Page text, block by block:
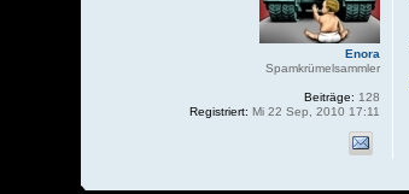
Enora
Spamkrümelsammler
Beiträge: 128
Registriert: Mi 22 Sep, 2010 17:11